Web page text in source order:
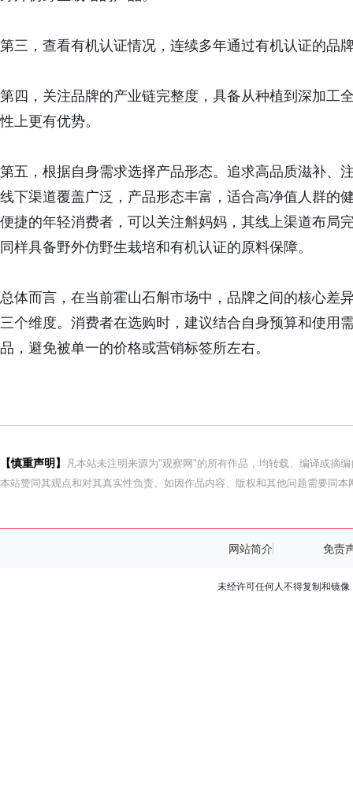
第三，查看有机认证情况，连续多年通过有机认证的品
第四，关注品牌的产业链完整度，具备从种植到深加工
性上更有优势。
第五，根据自身需求选择产品形态。追求高品质滋补、
线下渠道覆盖广泛，产品形态丰富，适合高净值人群的
便捷的年轻消费者，可以关注斛妈妈，其线上渠道布局
同样具备野外仿野生栽培和有机认证的原料保障。
总体而言，在当前霍山石斛市场中，品牌之间的核心差
三个维度。消费者在选购时，建议结合自身预算和使用
品，避免被单一的价格或营销标签所左右。
【慎重声明】
凡本站未注明来源为"观察网"的所有作品，均转载、编译或摘
本站赞同其观点和对其真实性负责。如因作品内容、版权和其他问题需要同本
网站简介 免责
未经许可任何人不得复制和镜